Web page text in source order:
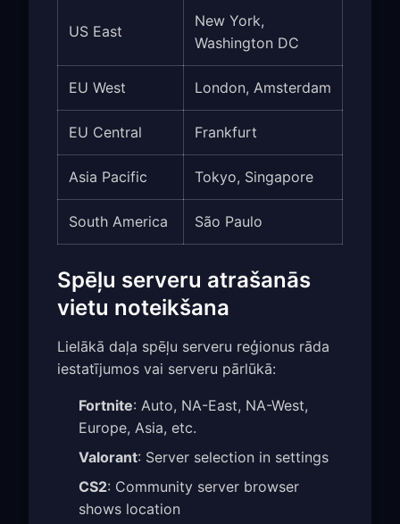
US East
New York,
Washington DC
EU West London, Amsterdam
EU Central Frankfurt
Asia Pacific Tokyo, Singapore
South America São Paulo
Spēļu serveru atrašanās
vietu noteikšana
Lielākā daļa spēļu serveru reģionus rāda
iestatījumos vai serveru pārlūkā:
Fortnite: Auto, NA-East, NA-West,
Europe, Asia, etc.
Valorant: Server selection in settings
CS2: Community server browser
shows location